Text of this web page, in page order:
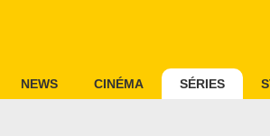
NEWS CINÉMA SÉRIES